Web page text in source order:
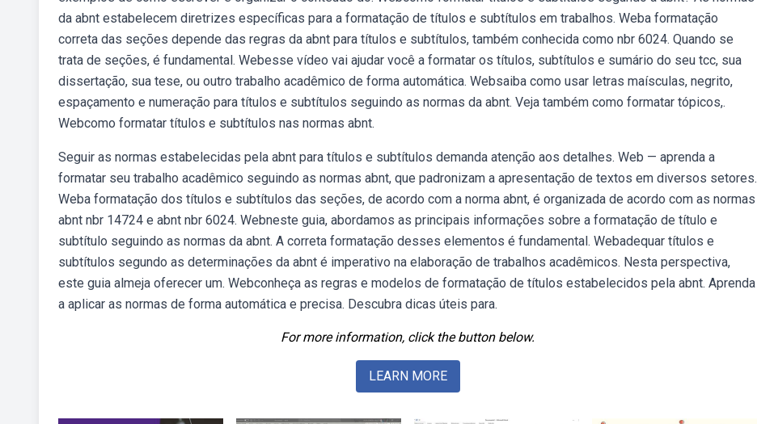
da abnt estabelecem diretrizes específicas para a formatação de títulos e subtítulos em trabalhos. Weba formatação
correta das seções depende das regras da abnt para títulos e subtítulos, também conhecida como nbr 6024. Quando se
trata de seções, é fundamental. Webesse vídeo vai ajudar você a formatar os títulos, subtítulos e sumário do seu tcc, sua
dissertação, sua tese, ou outro trabalho acadêmico de forma automática. Websaiba como usar letras maísculas, negrito,
espaçamento e numeração para títulos e subtítulos seguindo as normas da abnt. Veja também como formatar tópicos,.
Webcomo formatar títulos e subtítulos nas normas abnt.
Seguir as normas estabelecidas pela abnt para títulos e subtítulos demanda atenção aos detalhes. Web — aprenda a
formatar seu trabalho acadêmico seguindo as normas abnt, que padronizam a apresentação de textos em diversos setores.
Weba formatação dos títulos e subtítulos das seções, de acordo com a norma abnt, é organizada de acordo com as normas
abnt nbr 14724 e abnt nbr 6024. Webneste guia, abordamos as principais informações sobre a formatação de título e
subtítulo seguindo as normas da abnt. A correta formatação desses elementos é fundamental. Webadequar títulos e
subtítulos segundo as determinações da abnt é imperativo na elaboração de trabalhos acadêmicos. Nesta perspectiva,
este guia almeja oferecer um. Webconheça as regras e modelos de formatação de títulos estabelecidos pela abnt. Aprenda
a aplicar as normas de forma automática e precisa. Descubra dicas úteis para.
For more information, click the button below.
LEARN MORE